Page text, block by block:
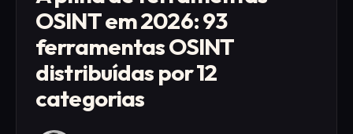
OSINT em 2026: 93
ferramentas OSINT
distribuídas por 12
categorias